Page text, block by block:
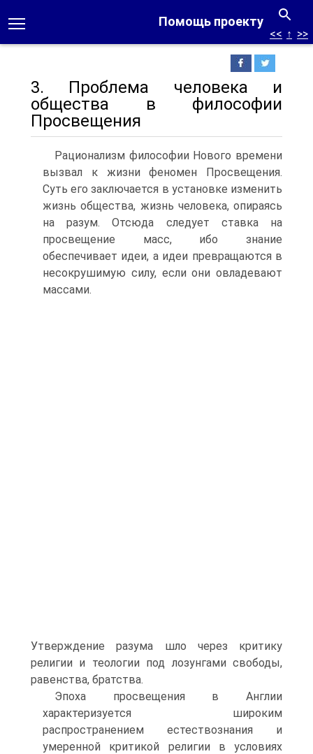
Помощь проекту
<< ↑ >>
3. Проблема человека и
общества в философии
Просвещения
Рационализм философии Нового времени
вызвал к жизни феномен Просвещения.
Суть его заключается в установке изменить
жизнь общества, жизнь человека, опираясь
на разум. Отсюда следует ставка на
просвещение масс, ибо знание
обеспечивает идеи, а идеи превращаются в
несокрушимую силу, если они овладевают
массами.
Утверждение разума шло через критику
религии и теологии под лозунгами свободы,
равенства, братства.
Эпоха просвещения в Англии
характеризуется широким
распространением естествознания и
умеренной критикой религии в условиях